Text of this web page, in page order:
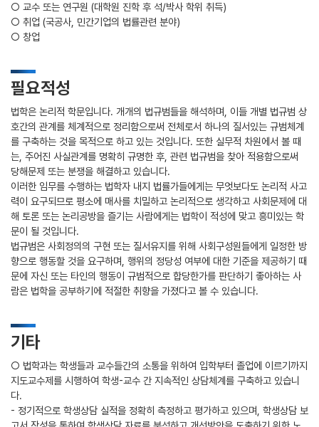
○ 교수 또는 연구원 (대학원 진학 후 석/박사 학위 취득)
○ 취업 (국공사, 민간기업의 법률관련 분야)
○ 창업
필요적성
법학은 논리적 학문입니다. 개개의 법규범들을 해석하며, 이들 개별 법규범 상
호간의 관계를 체계적으로 정리함으로써 전체로서 하나의 질서있는 규범체계
를 구축하는 것을 목적으로 하고 있는 것입니다. 또한 실무적 차원에서 볼 때
는, 주어진 사실관계를 명확히 규명한 후, 관련 법규범을 찾아 적용함으로써
당해문제 또는 분쟁을 해결하고 있습니다.
이러한 임무를 수행하는 법학자 내지 법률가들에게는 무엇보다도 논리적 사고
력이 요구되므로 평소에 매사를 치밀하고 논리적으로 생각하고 사회문제에 대
해 토론 또는 논리공방을 즐기는 사람에게는 법학이 적성에 맞고 흥미있는 학
문이 될 것입니다.
법규범은 사회정의의 구현 또는 질서유지를 위해 사회구성원들에게 일정한 방
향으로 행동할 것을 요구하며, 행위의 정당성 여부에 대한 기준을 제공하기 때
문에 자신 또는 타인의 행동이 규범적으로 합당한가를 판단하기 좋아하는 사
람은 법학을 공부하기에 적절한 취향을 가졌다고 볼 수 있습니다.
기타
○ 법학과는 학생들과 교수들간의 소통을 위하여 입학부터 졸업에 이르기까지
지도교수제를 시행하여 학생-교수 간 지속적인 상담체계를 구축하고 있습니
다.
- 정기적으로 학생상담 실적을 정확히 측정하고 평가하고 있으며, 학생상담 보